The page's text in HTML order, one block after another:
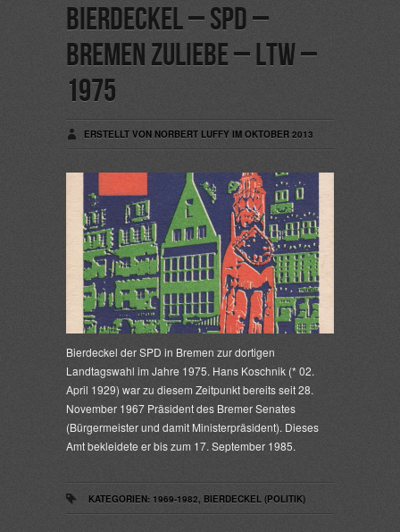
Bierdeckel – SPD –
Bremen zuliebe – LTW –
1975
ERSTELLT VON NORBERT LUFFY IM OKTOBER 2013
Bierdeckel der SPD in Bremen zur dortigen
Landtagswahl im Jahre 1975. Hans Koschnik (* 02.
April 1929) war zu diesem Zeitpunkt bereits seit 28.
November 1967 Präsident des Bremer Senates
(Bürgermeister und damit Ministerpräsident). Dieses
Amt bekleidete er bis zum 17. September 1985.
KATEGORIEN: 1969-1982, BIERDECKEL (POLITIK)